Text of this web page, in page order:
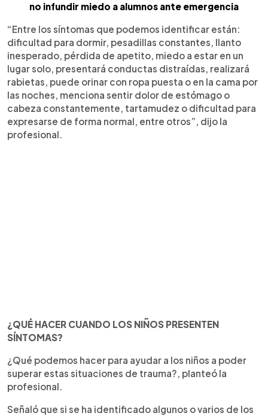
no infundir miedo a alumnos ante emergencia
“Entre los síntomas que podemos identificar están:
dificultad para dormir, pesadillas constantes, llanto
inesperado, pérdida de apetito, miedo a estar en un
lugar solo, presentará conductas distraídas, realizará
rabietas, puede orinar con ropa puesta o en la cama por
las noches, menciona sentir dolor de estómago o
cabeza constantemente, tartamudez o dificultad para
expresarse de forma normal, entre otros”, dijo la
profesional.
¿QUÉ HACER CUANDO LOS NIÑOS PRESENTEN
SÍNTOMAS?
¿Qué podemos hacer para ayudar a los niños a poder
superar estas situaciones de trauma?, planteó la
profesional.
Señaló que si se ha identificado algunos o varios de los